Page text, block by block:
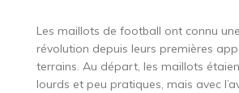
Les maillots de football ont connu
révolution depuis leurs premières
terrains. Au départ, les maillots
lourds et peu pratiques, mais avec